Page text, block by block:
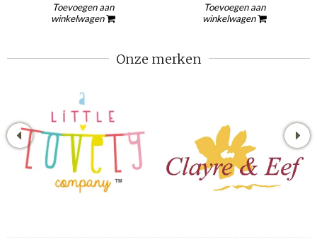
Toevoegen aan
winkelwagen
Toevoegen aan
winkelwagen
Onze merken